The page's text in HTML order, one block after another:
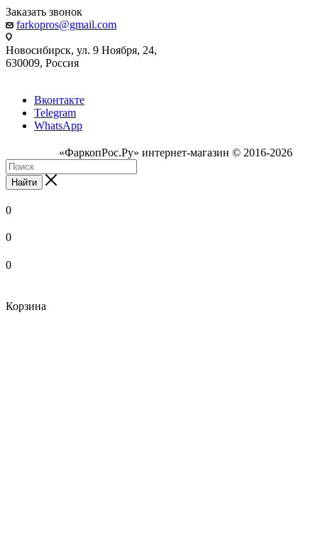
Заказать звонок
farkopros@gmail.com
Новосибирск, ул. 9 Ноября, 24,
630009, Россия
Вконтакте
Telegram
WhatsApp
«ФаркопРос.Ру» интернет-магазин © 2016-2026
Найти
0
0
0
Корзина